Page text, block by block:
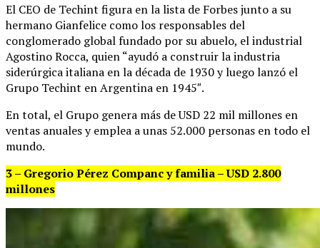
El CEO de Techint figura en la lista de Forbes junto a su
hermano Gianfelice como los responsables del
conglomerado global fundado por su abuelo, el industrial
Agostino Rocca, quien “ayudó a construir la industria
siderúrgica italiana en la década de 1930 y luego lanzó el
Grupo Techint en Argentina en 1945″.
En total, el Grupo genera más de USD 22 mil millones en
ventas anuales y emplea a unas 52.000 personas en todo el
mundo.
3 – Gregorio Pérez Companc y familia – USD 2.800
millones